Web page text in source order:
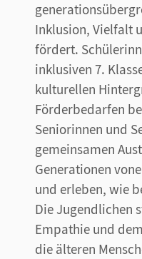
Inklusion, Vielfalt
fördert.
inklusiven 7.
kulturellen
Förderbedarfen
Seniorinnen und
gemeinsamen
Generationen
und erleben, wie
Die Jugendlichen
Empathie und
die älteren